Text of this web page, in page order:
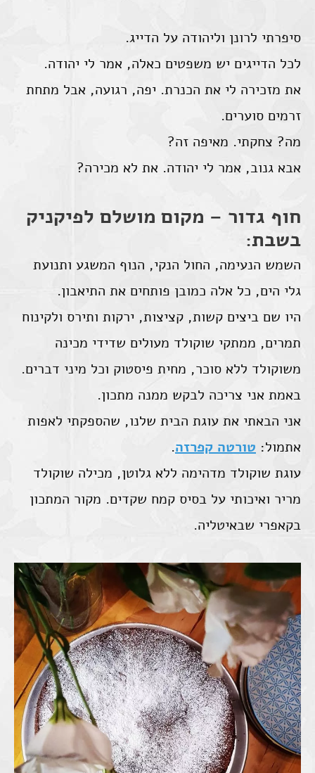
סיפרתי לרונן וליהודה על הדייג.
לכל הדייגים יש משפטים כאלה, אמר לי יהודה.
את מזכירה לי את הכנרת. יפה, רגועה, אבל מתחת
זרמים סוערים.
מה? צחקתי. מאיפה זה?
אבא גנוב, אמר לי יהודה. את לא מכירה?
חוף גדור – מקום מושלם לפיקניק
בשבת:
השמש הנעימה, החול הנקי, הנוף המשגע ותנועת
גלי הים, כל אלה כמובן פותחים את התיאבון.
היו שם ביצים קשות, קציצות, ירקות ותירס ולקינוח
תמרים, ממתקי שוקולד מעולים שדידי מכינה
משוקולד ללא סוכר, מחית פיסטוק וכל מיני דברים.
באמת אני צריכה לבקש ממנה מתכון.
אני הבאתי את עוגת הבית שלנו, שהספקתי לאפות
אתמול: טורטה קפרזה.
עוגת שוקולד מדהימה ללא גלוטן, מכילה שוקולד
מריר ואיכותי על בסיס קמח שקדים. מקור המתכון
בקאפרי שבאיטליה.